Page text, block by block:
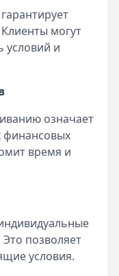
могут
условий и
означает
финансовых
время и
позволяет
условия.